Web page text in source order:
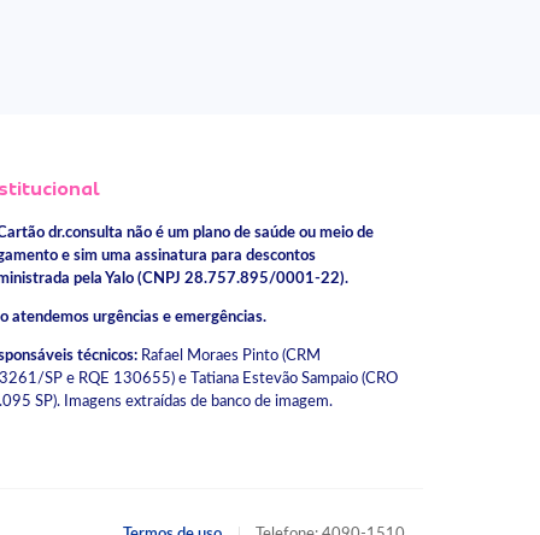
dr.consulta não é um plano de saúde ou meio de
e sim uma assinatura para descontos
pela Yalo (CNPJ 28.757.895/0001-22).
atendemos urgências e emergências.
técnicos:Rafael Moraes Pinto (CRM
SP e RQE 130655) e Tatiana Estevão Sampaio (CRO
SP). Imagens extraídas de banco de imagem.